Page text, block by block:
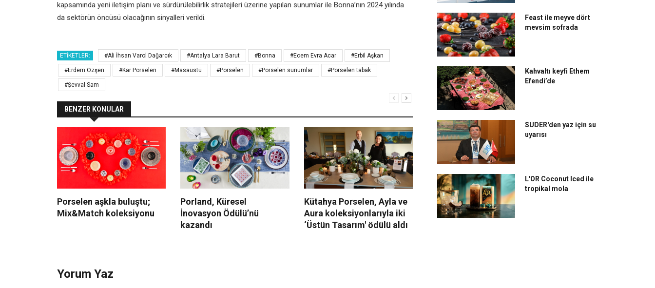
kapsamında yeni iletişim planı ve sürdürülebilirlik stratejileri üzerine yapılan sunumlar ile Bonna’nın 2024 yılında
da sektörün öncüsü olacağının sinyalleri verildi.
ETIKETLER: #Ali İhsan Varol Dağarcık #Antalya Lara Barut #Bonna #Ecem Evra Acar #Erbil Aşkan
#Erdem Özşen #Kar Porselen #Masaüstü #Porselen #Porselen sunumlar #Porselen tabak
#Şevval Sam
BENZER KONULAR
Porselen aşkla buluştu;
Mix&Match koleksiyonu
Porland, Küresel
İnovasyon Ödülü’nü
kazandı
Kütahya Porselen, Ayla ve
Aura koleksiyonlarıyla iki
‘Üstün Tasarım' ödülü aldı
Külsan, Thermoset
ürünleriyle fark yaratıyor
Yorum Yaz
Feast ile meyve dört
mevsim sofrada
Kahvaltı keyfi Ethem
Efendi’de
SUDER'den yaz için su
uyarısı
L'OR Coconut Iced ile
tropikal mola